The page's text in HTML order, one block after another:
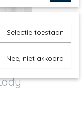
Selectie toestaan
Nee, niet akkoord